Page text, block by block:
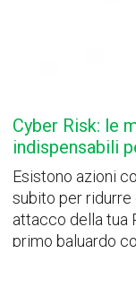
Cyber Risk: le
indispensabili
Esistono azioni
subito per
attacco della tua
primo baluardo